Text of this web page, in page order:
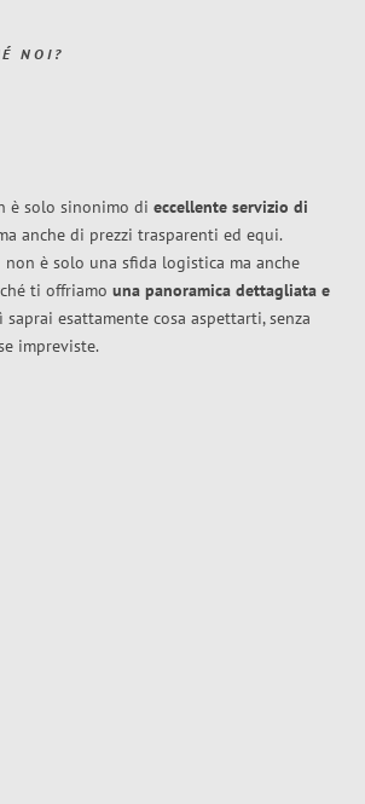
NOI?
è solo sinonimo di eccellente servizio di
anche di prezzi trasparenti ed equi.
non è solo una sfida logistica ma anche
ti offriamo una panoramica dettagliata e
saprai esattamente cosa aspettarti, senza
impreviste.